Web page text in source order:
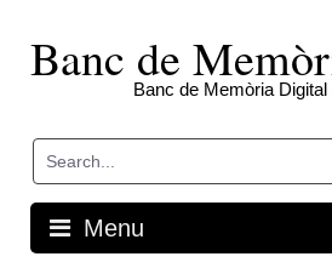
contentBanc de
Banc de Memòria Digital
Menu